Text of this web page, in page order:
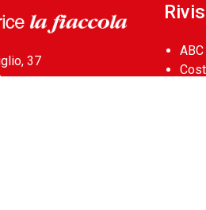
37